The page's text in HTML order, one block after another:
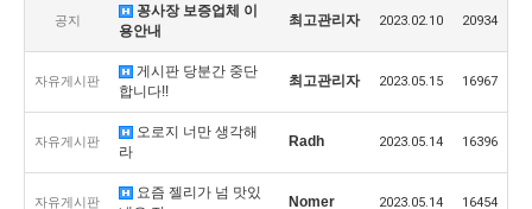
공지
꽁사장 보증업체 이
용안내
최고관리자 2023.02.10 20934
자유게시판
게시판 당분간 중단
합니다!!
최고관리자 2023.05.15 16967
자유게시판
오로지 너만 생각해
라
Radh 2023.05.14 16396
자유게시판
요즘 젤리가 넘 맛있
Nomer 2023.05.14 16454